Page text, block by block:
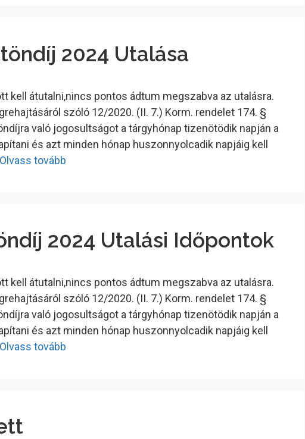
2024 Utalása
kell átutalni,nincs pontos ádtum megszabva az utalásra.
szóló 12/2020. (II. 7.) Korm. rendelet 174. §
való jogosultságot a tárgyhónap tizenötödik napján a
és azt minden hónap huszonnyolcadik napjáig kell
Olvass tovább
2024 Utalási Időpontok
kell átutalni,nincs pontos ádtum megszabva az utalásra.
szóló 12/2020. (II. 7.) Korm. rendelet 174. §
való jogosultságot a tárgyhónap tizenötödik napján a
és azt minden hónap huszonnyolcadik napjáig kell
Olvass tovább